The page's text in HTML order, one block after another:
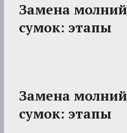
Замена молний
сумок: этапы
Замена молний
сумок: этапы